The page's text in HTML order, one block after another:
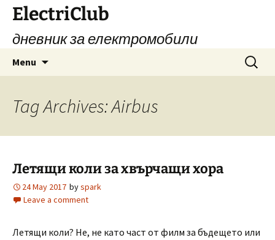
Skip
content
ElectriClub
дневник за електромобили
Menu
Search
for:
Tag Archives: Airbus
Летящи коли за хвърчащи хора
24 May 2017 byspark
Leave a comment
Летящи коли? Не, не като част от филм за бъдещето или